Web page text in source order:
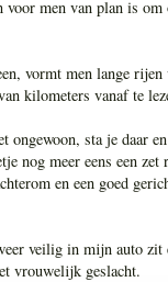
voor men van plan is
vormt men lange rijen
kilometers vanaf te
sta je daar
nog meer eens een zet
en een goed
veilig in mijn auto zit
vrouwelijk geslacht.